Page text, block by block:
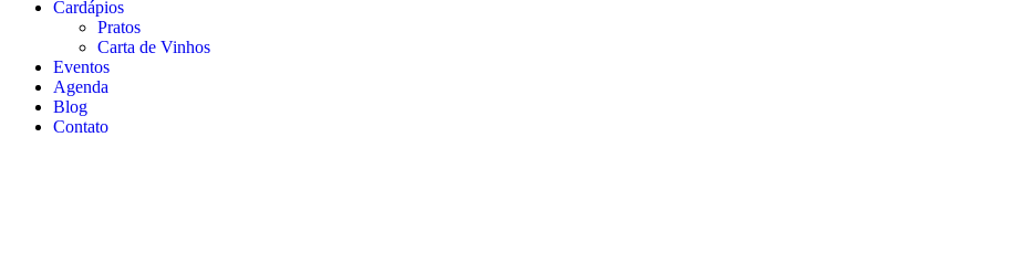
Cardápios
Pratos
Carta de Vinhos
Eventos
Agenda
Blog
Contato